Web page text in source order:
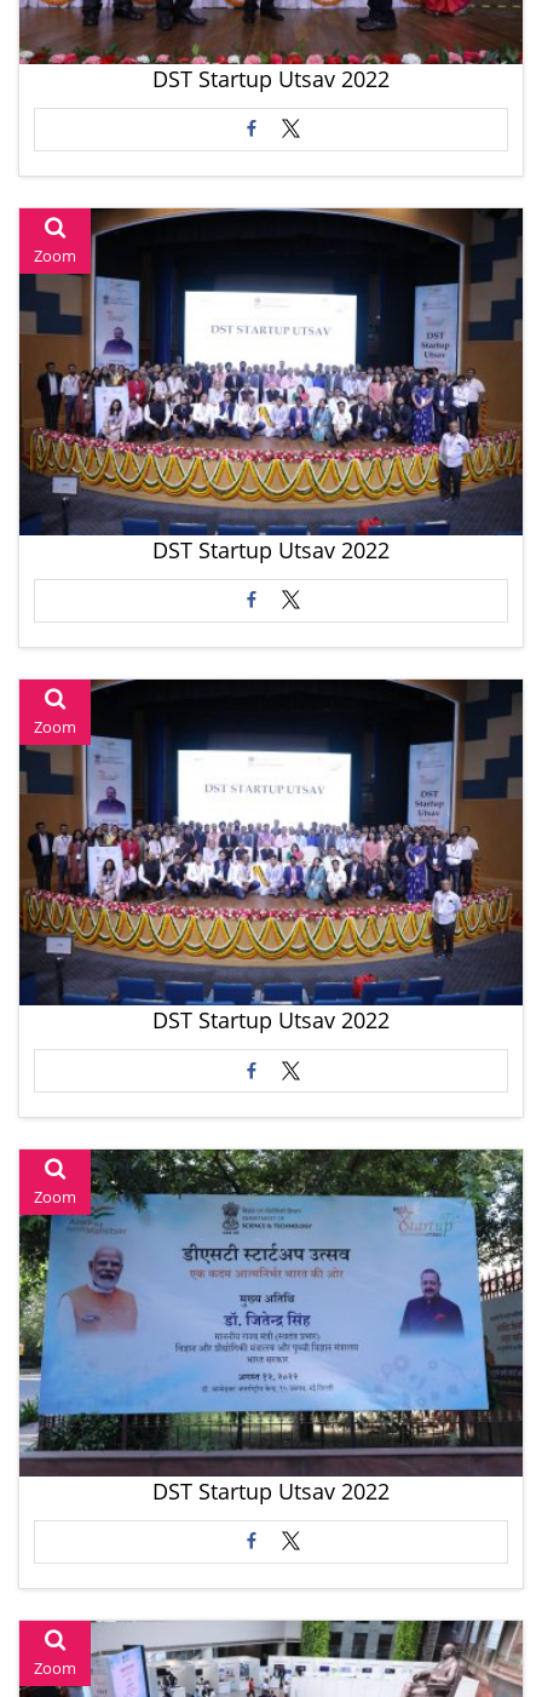
DST Startup Utsav 2022
Zoom
DST Startup Utsav 2022
Zoom
DST Startup Utsav 2022
Zoom
DST Startup Utsav 2022
Zoom